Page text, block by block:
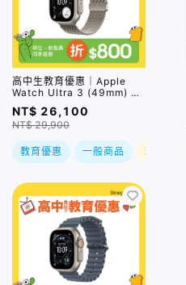
高中生教育優惠｜Apple
Watch Ultra 3 (49mm) 鈦
金屬錶殼搭配米蘭錶環
NT$ 26,100
NT$ 29,900
教育優惠 一般商品 現折